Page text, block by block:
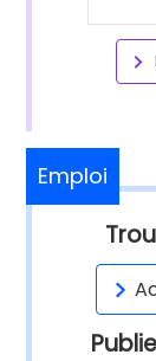
Emploi